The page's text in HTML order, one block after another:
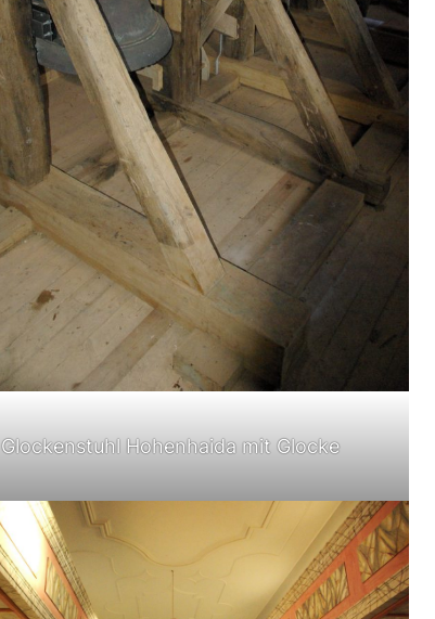
Glockenstuhl Hohenhaida mit Glocke